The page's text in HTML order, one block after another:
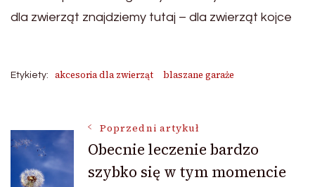
dla zwierząt znajdziemy tutaj – dla zwierząt kojce
Etykiety: akcesoria dla zwierząt blaszane garaże
NawigacjaPoprzedni artykuł
Obecnie leczenie bardzo
szybko się w tym momencie